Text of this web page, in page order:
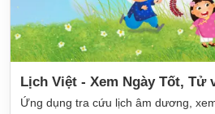
Lịch Việt - Xem Ngày Tốt, Tử
Ứng dụng tra cứu lịch âm dương,